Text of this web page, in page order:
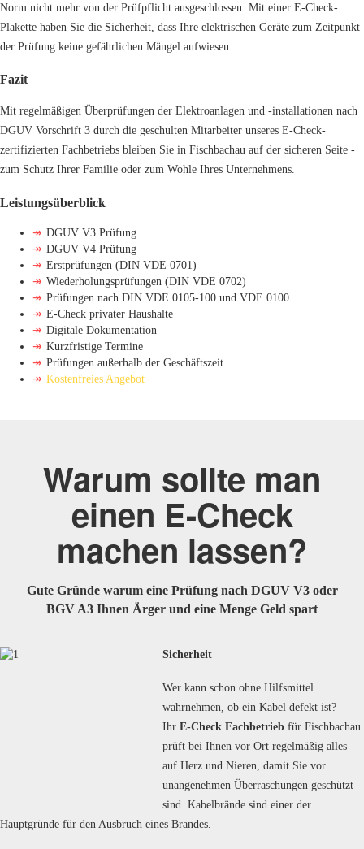
Norm nicht mehr von der Prüfpflicht ausgeschlossen. Mit einer E-Check-
Plakette haben Sie die Sicherheit, dass Ihre elektrischen Geräte zum Zeitpunkt
der Prüfung keine gefährlichen Mängel aufwiesen.
Fazit
Mit regelmäßigen Überprüfungen der Elektroanlagen und -installationen nach
DGUV Vorschrift 3 durch die geschulten Mitarbeiter unseres E-Check-
zertifizierten Fachbetriebs bleiben Sie in Fischbachau auf der sicheren Seite -
zum Schutz Ihrer Familie oder zum Wohle Ihres Unternehmens.
Leistungsüberblick
↠ DGUV V3 Prüfung
↠ DGUV V4 Prüfung
↠ Erstprüfungen (DIN VDE 0701)
↠ Wiederholungsprüfungen (DIN VDE 0702)
↠ Prüfungen nach DIN VDE 0105-100 und VDE 0100
↠ E-Check privater Haushalte
↠ Digitale Dokumentation
↠ Kurzfristige Termine
↠ Prüfungen außerhalb der Geschäftszeit
↠ Kostenfreies Angebot
Warum sollte man
einen E-Check
machen lassen?
Gute Gründe warum eine Prüfung nach DGUV V3 oder
BGV A3 Ihnen Ärger und eine Menge Geld spart
Sicherheit
Wer kann schon ohne Hilfsmittel
wahrnehmen, ob ein Kabel defekt ist?
Ihr E-Check Fachbetrieb für Fischbachau
prüft bei Ihnen vor Ort regelmäßig alles
auf Herz und Nieren, damit Sie vor
unangenehmen Überraschungen geschützt
sind. Kabelbrände sind einer der
Hauptgründe für den Ausbruch eines Brandes.